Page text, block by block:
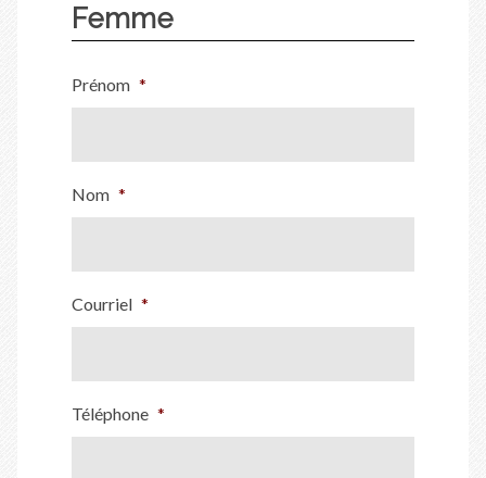
Femme
Prénom *
Nom *
Courriel *
Téléphone *